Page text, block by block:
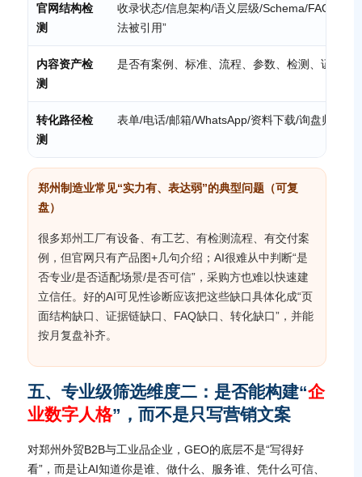
官网结构检
测
收录状态/信息架构/语义层级/Schema/FAQ/内链
法被引用”
内容资产检
测
是否有案例、标准、流程、参数、检测、证书、
转化路径检
测
表单/电话/邮箱/WhatsApp/资料下载/询盘归因/
郑州制造业常见“实力有、表达弱”的典型问题（可复
盘）
很多郑州工厂有设备、有工艺、有检测流程、有交付案
例，但官网只有产品图+几句介绍；AI很难从中判断“是
否专业/是否适配场景/是否可信”，采购方也难以快速建
立信任。好的AI可见性诊断应该把这些缺口具体化成“页
面结构缺口、证据链缺口、FAQ缺口、转化缺口”，并能
按月复盘补齐。
五、专业级筛选维度二：是否能构建“企
业数字人格”，而不是只写营销文案
对郑州外贸B2B与工业品企业，GEO的底层不是“写得好
看”，而是让AI知道你是谁、做什么、服务谁、凭什么可信、